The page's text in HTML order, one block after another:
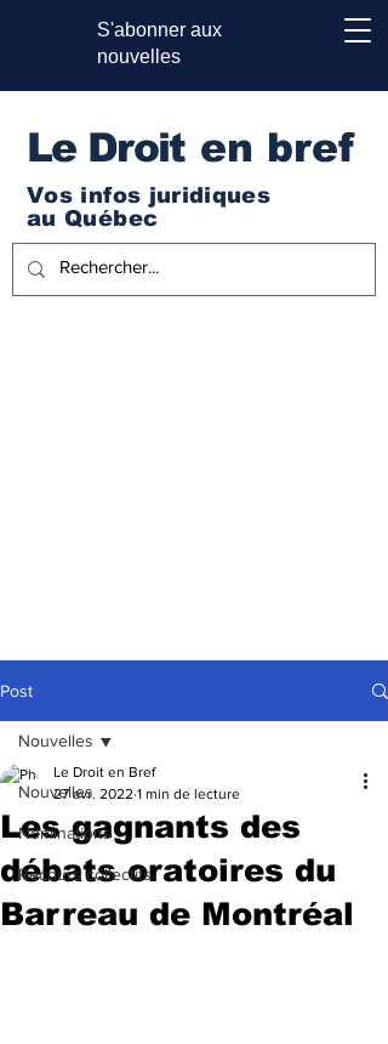
S'abonner aux
nouvelles
Le Droit en bref
Vos infos juridiques
au Québec
Post
Nouvelles
Nominations
Recours collectifs
Nouvelles
Les gagnants des
débats oratoires du
Barreau de Montréal
Le Droit en Bref
27 avr. 2022 1 min de lecture